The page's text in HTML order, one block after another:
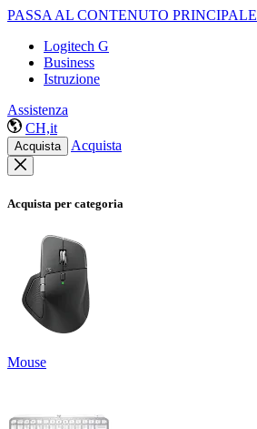
PASSA AL CONTENUTO PRINCIPALE
Logitech G
Business
Istruzione
Assistenza
CH,it
Acquista Acquista
Acquista per categoria
Mouse